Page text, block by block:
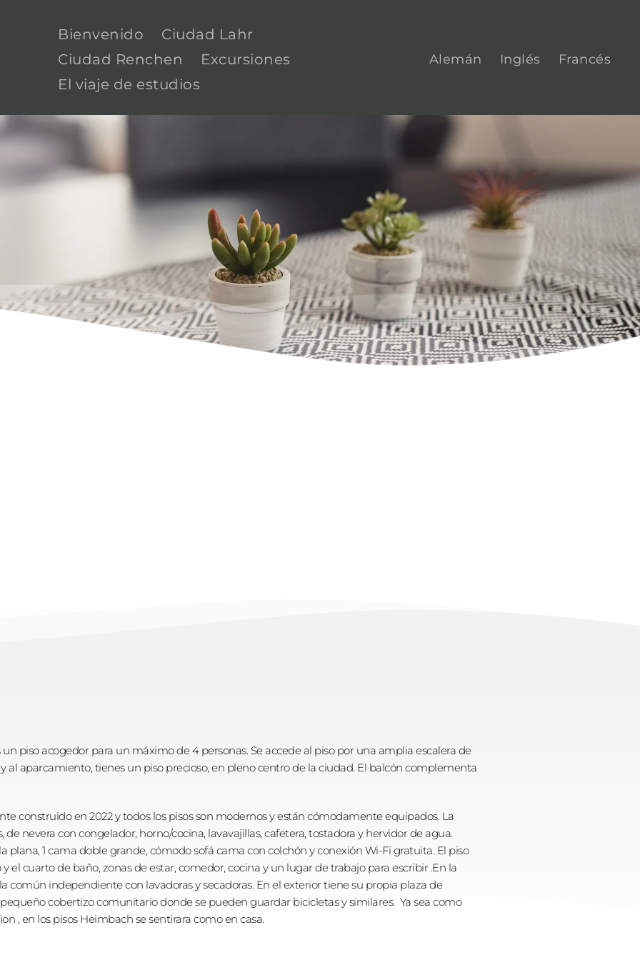
Bienvenido
Ciudad Lahr
Ciudad Renchen
Excursiones
El viaje de estudios
Alemán Inglés Francés
un piso acogedor para un máximo de 4 personas. Se accede al piso por una amplia escalera de
al aparcamiento, tienes un piso precioso, en pleno centro de la ciudad. El balcón complementa
construido en 2022 y todos los pisos son modernos y están cómodamente equipados. La
de nevera con congelador, horno/cocina, lavavajillas, cafetera, tostadora y hervidor de agua.
plana, 1 cama doble grande, cómodo sofá cama con colchón y conexión Wi-Fi gratuita. El piso
el cuarto de baño, zonas de estar, comedor, cocina y un lugar de trabajo para escribir .En la
común independiente con lavadoras y secadoras. En el exterior tiene su propia plaza de
cobertizo comunitario donde se pueden guardar bicicletas y similares.  Ya sea como
, en los pisos Heimbach se sentirara como en casa.